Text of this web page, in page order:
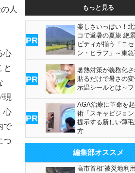
人
心
と
現
心
で
つ
もっと見る
PR
楽しさいっぱい！
コで避暑の夏旅 絶
ビティが揃う「ニ
ン・ヒラフ」～東
PR
暑熱対策が義務化
貼るだけで暑さの
示温シールとは～
PR
AGA治療に革命を
術「スキャビジョ
提示する新しい薄毛
方
編集部オススメ
高市首相“被災地利